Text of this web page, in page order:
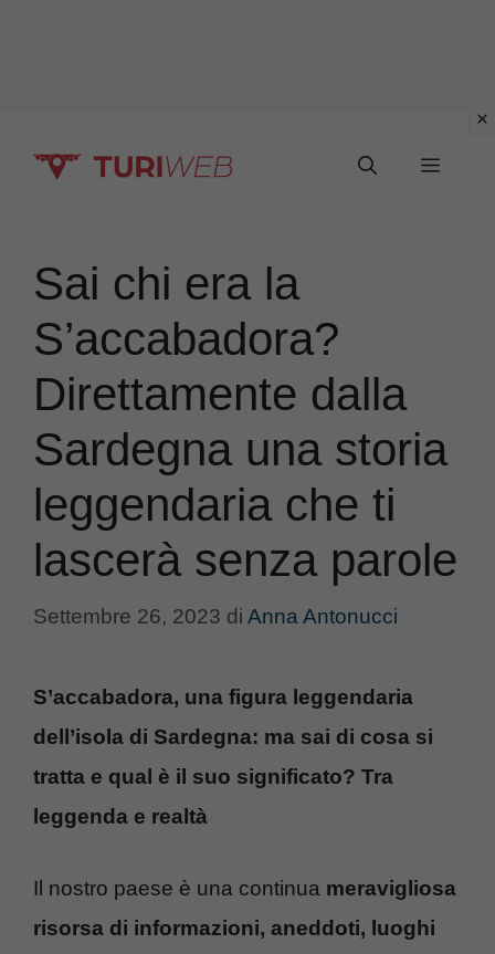
Menu
Sai chi era la
S’accabadora?
Direttamente dalla
Sardegna una storia
leggendaria che ti
lascerà senza parole
Settembre 26, 2023 di Anna Antonucci
S’accabadora, una figura leggendaria
dell’isola di Sardegna: ma sai di cosa si
tratta e qual è il suo significato? Tra
leggenda e realtà
Il nostro paese è una continua meravigliosa
risorsa di informazioni, aneddoti, luoghi